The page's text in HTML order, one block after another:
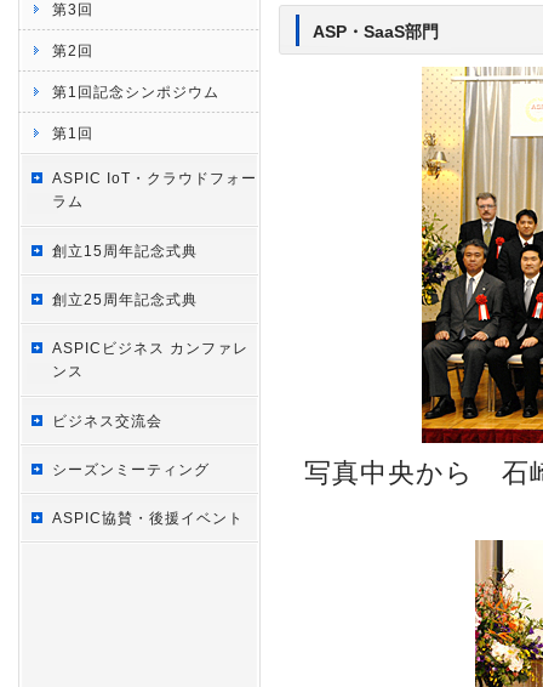
第3回
第2回
第1回記念シンポジウム
第1回
ASPIC IoT・クラウドフォー
ラム
創立15周年記念式典
創立25周年記念式典
ASPICビジネス カンファレ
ンス
ビジネス交流会
シーズンミーティング
ASPIC協賛・後援イベント
ASP・SaaS部門
写真中央から 石